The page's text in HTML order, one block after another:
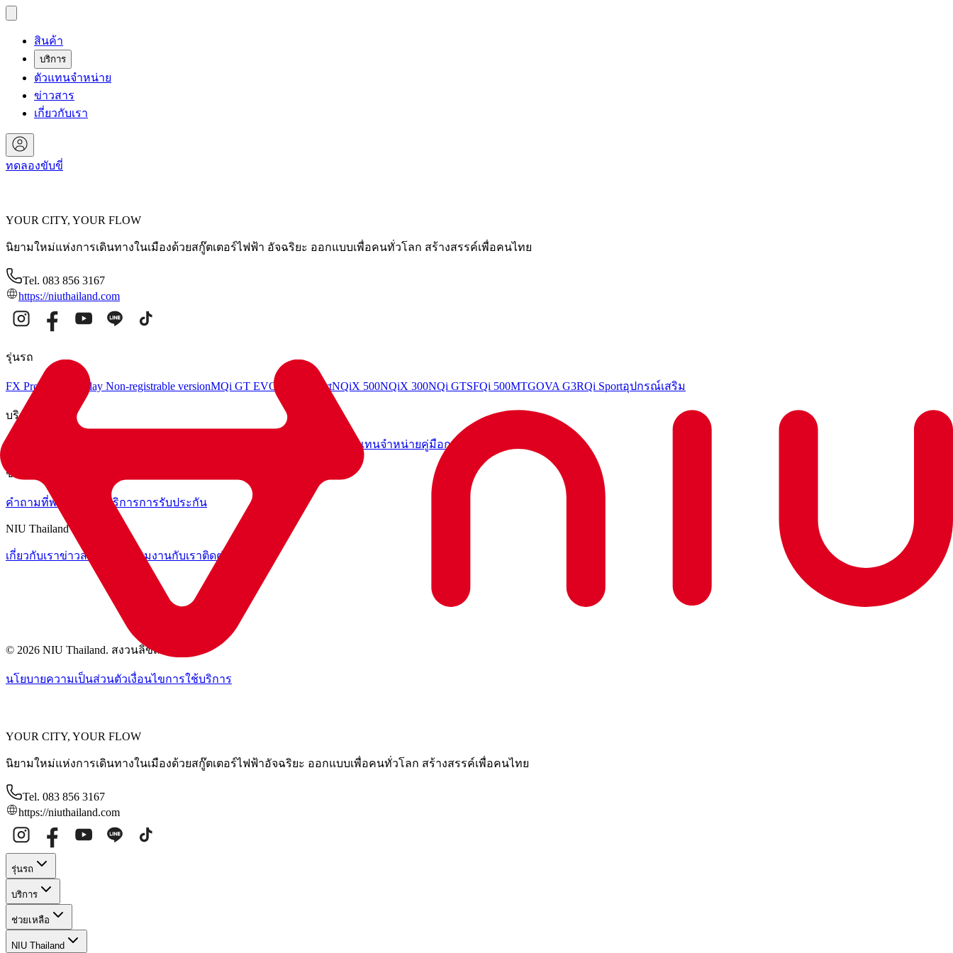
สินค้า
บริการ
ตัวแทนจำหน่าย
ข่าวสาร
เกี่ยวกับเรา
ทดลองขับขี่
YOUR CITY, YOUR FLOW
นิยามใหม่แห่งการเดินทางในเมืองด้วยสกู๊ตเตอร์ไฟฟ้า อัจฉริยะ ออกแบบเพื่อคนทั่วโลก สร้างสรรค์เพื่อคนไทย
Tel. 083 856 3167
https://niuthailand.com
รุ่นรถ
FX Pro O-Play Non-registrable versionMQi GT EVO MQi+ SportNQiX 500NQiX 300NQi GTSFQi 500MTGOVA G3RQi Sportอุปกรณ์เสริม
บริการ
ค้นหาตัวแทนจำหน่ายคู่มือการใช้งาน
ช่วยเหลือ
คำถามที่พบบ่อย ศูนย์บริการการรับประกัน
NIU Thailand
เกี่ยวกับเราข่าวสาร ร่วมงานกับเราติดต่อเรา
© 2026 NIU Thailand. สงวนลิขสิทธิ์
นโยบายความเป็นส่วนตัวเงื่อนไขการใช้บริการ
YOUR CITY, YOUR FLOW
นิยามใหม่แห่งการเดินทางในเมืองด้วยสกู๊ตเตอร์ไฟฟ้าอัจฉริยะ ออกแบบเพื่อคนทั่วโลก สร้างสรรค์เพื่อคนไทย
Tel. 083 856 3167
https://niuthailand.com
รุ่นรถ
บริการ
ช่วยเหลือ
NIU Thailand